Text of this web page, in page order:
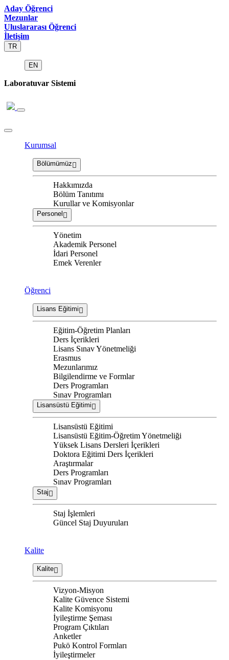
Aday Öğrenci
Mezunlar
Uluslararası Öğrenci
İletişim
TR
EN
Laboratuvar Sistemi
Kurumsal
Bölümümüz
Hakkımızda
Bölüm Tanıtımı
Kurullar ve Komisyonlar
Personel
Yönetim
Akademik Personel
İdari Personel
Emek Verenler
Öğrenci
Lisans Eğitimi
Eğitim-Öğretim Planları
Ders İçerikleri
Lisans Sınav Yönetmeliği
Erasmus
Mezunlarımız
Bilgilendirme ve Formlar
Ders Programları
Sınav Programları
Lisansüstü Eğitimi
Lisansüstü Eğitimi
Lisansüstü Eğitim-Öğretim Yönetmeliği
Yüksek Lisans Dersleri İçerikleri
Doktora Eğitimi Ders İçerikleri
Araştırmalar
Ders Programları
Sınav Programları
Staj
Staj İşlemleri
Güncel Staj Duyuruları
Kalite
Kalite
Vizyon-Misyon
Kalite Güvence Sistemi
Kalite Komisyonu
İyileştirme Şeması
Program Çıktıları
Anketler
Pukö Kontrol Formları
İyileştirmeler